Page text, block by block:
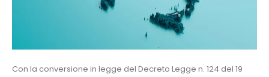
Con la conversione in legge del Decreto Legge n. 124 del 19